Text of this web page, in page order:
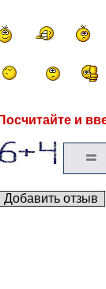
Посчитайте и